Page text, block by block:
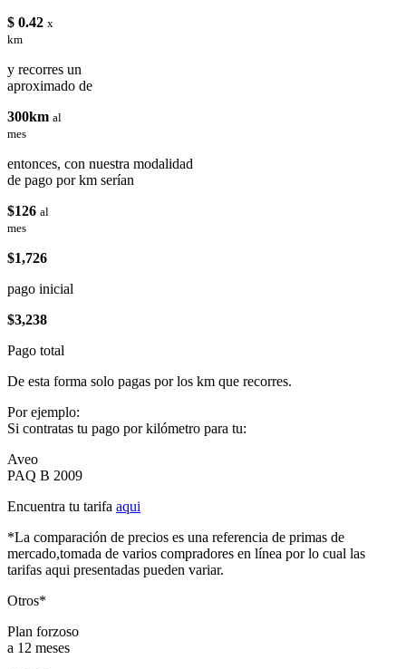
$ 0.42 x
km
y recorres un
aproximado de
300km al
mes
entonces, con nuestra modalidad
de pago por km serían
$126 al
mes
$1,726
pago inicial
$3,238
Pago total
De esta forma solo pagas por los km que recorres.
Por ejemplo:
Si contratas tu pago por kilómetro para tu:
Aveo
PAQ B 2009
Encuentra tu tarifa aqui
*La comparación de precios es una referencia de primas de
mercado,tomada de varios compradores en línea por lo cual las
tarifas aqui presentadas pueden variar.
Otros*
Plan forzoso
a 12 meses